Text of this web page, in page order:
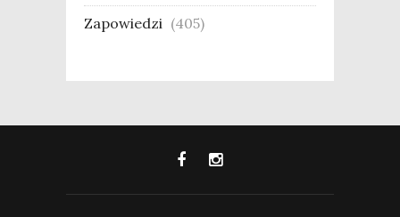
Zapowiedzi (405)